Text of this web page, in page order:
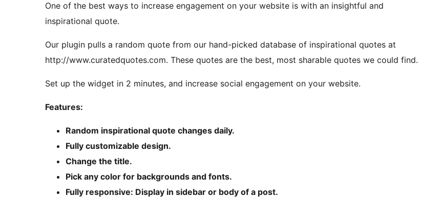
One of the best ways to increase engagement on your website is with an insightful and
inspirational quote.
Our plugin pulls a random quote from our hand-picked database of inspirational quotes at
http://www.curatedquotes.com. These quotes are the best, most sharable quotes we could find.
Set up the widget in 2 minutes, and increase social engagement on your website.
Features:
Random inspirational quote changes daily.
Fully customizable design.
Change the title.
Pick any color for backgrounds and fonts.
Fully responsive: Display in sidebar or body of a post.